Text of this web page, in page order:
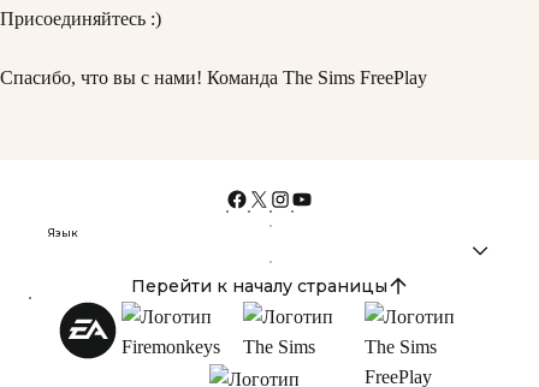
Присоединяйтесь :)
Спасибо, что вы с нами! Команда The Sims FreePlay
Язык
Перейти к началу страницы